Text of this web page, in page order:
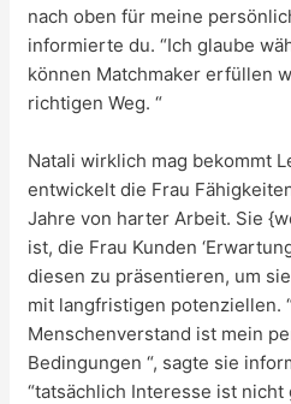
nach oben für meine
informierte du. “Ich glaube
können Matchmaker erfüllen
richtigen Weg. “
Natali wirklich mag bekommt
entwickelt die Frau
Jahre von harter Arbeit. Sie
ist, die Frau Kunden
diesen zu präsentieren, um
mit langfristigen potenziellen.
Menschenverstand ist mein
Bedingungen “, sagte sie
“tatsächlich Interesse ist nicht